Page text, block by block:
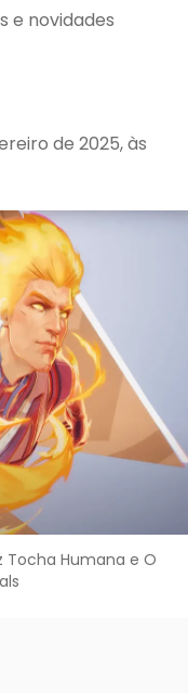
e novidades
de 2025, às
Tocha Humana e O